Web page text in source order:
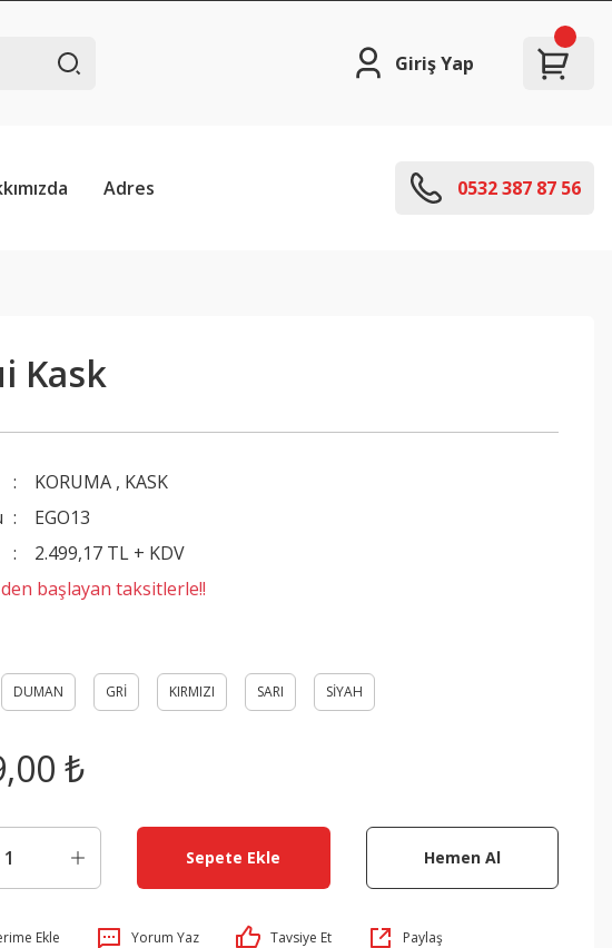
Giriş Yap
Adres 0532 387 87 56
Kask
KORUMA , KASK
EGO13
2.499,17 TL + KDV
başlayan taksitlerle!!
DUMAN GRİ KIRMIZI SARI SİYAH
₺
Sepete Ekle Hemen Al
Yorum Yaz Tavsiye Et Paylaş